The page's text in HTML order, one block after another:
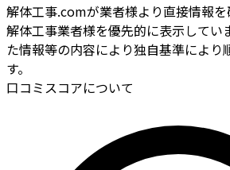
解体工事.comが業者様より直接情報
解体工事業者様を優先的に表示してい
た情報等の内容により独自基準により
す。
口コミスコアについて